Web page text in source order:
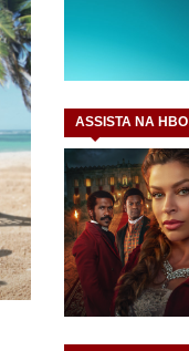
ASSISTA NA HBO